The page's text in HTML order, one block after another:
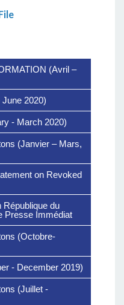
The File
(Avril –
2020)
- March 2020)
(Janvier – Mars,
on Revoked
République du
Presse Immédiat
(Octobre-
- December 2019)
(Juillet -